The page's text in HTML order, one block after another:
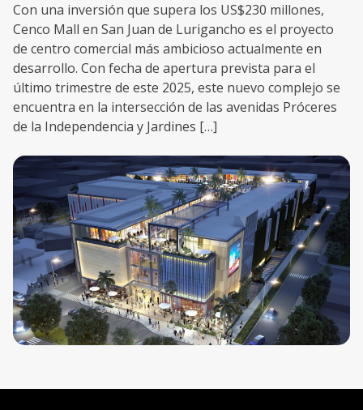
Con una inversión que supera los US$230 millones,
Cenco Mall en San Juan de Lurigancho es el proyecto
de centro comercial más ambicioso actualmente en
desarrollo. Con fecha de apertura prevista para el
último trimestre de este 2025, este nuevo complejo se
encuentra en la intersección de las avenidas Próceres
de la Independencia y Jardines […]